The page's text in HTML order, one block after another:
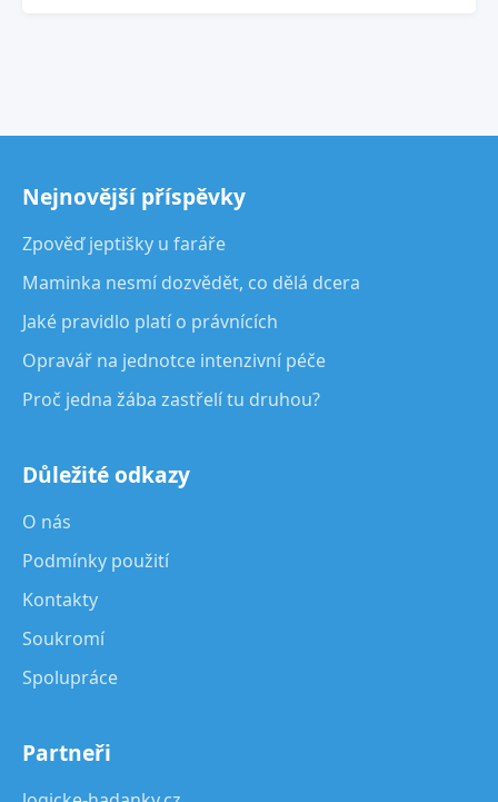
Nejnovější příspěvky
Zpověď jeptišky u faráře
Maminka nesmí dozvědět, co dělá dcera
Jaké pravidlo platí o právnících
Opravář na jednotce intenzivní péče
Proč jedna žába zastřelí tu druhou?
Důležité odkazy
O nás
Podmínky použití
Kontakty
Soukromí
Spolupráce
Partneři